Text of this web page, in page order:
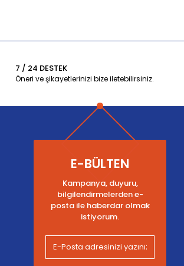
7 / 24 DESTEK
Öneri ve şikayetlerinizi bize iletebilirsiniz.
E-BÜLTEN
Kampanya, duyuru,
bilgilendirmelerden e-
posta ile haberdar olmak
istiyorum.